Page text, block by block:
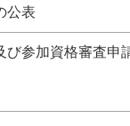
公表
び参加資格審査申